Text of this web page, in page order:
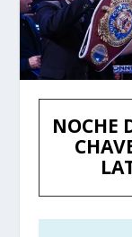
NOCHE